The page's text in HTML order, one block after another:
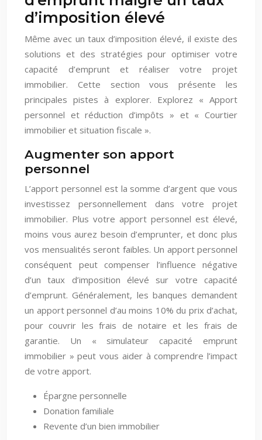
d’imposition élevé
Même avec un taux d’imposition élevé, il existe des
solutions et des stratégies pour optimiser votre
capacité d’emprunt et réaliser votre projet
immobilier. Cette section vous présente les
principales pistes à explorer. Explorez « Apport
personnel et réduction d’impôts » et « Courtier
immobilier et situation fiscale ».
Augmenter son apport
personnel
L’apport personnel est la somme d’argent que vous
investissez personnellement dans votre projet
immobilier. Plus votre apport personnel est élevé,
moins vous aurez besoin d’emprunter, et donc plus
vos mensualités seront faibles. Un apport personnel
conséquent peut compenser l’influence négative
d’un taux d’imposition élevé sur votre capacité
d’emprunt. Généralement, les banques demandent
un apport personnel d’au moins 10% du prix d’achat,
pour couvrir les frais de notaire et les frais de
garantie. Un « simulateur capacité emprunt
immobilier » peut vous aider à comprendre l’impact
de votre apport.
Épargne personnelle
Donation familiale
Revente d’un bien immobilier